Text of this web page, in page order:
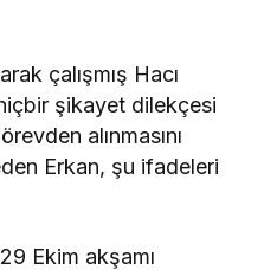
çalışmış Hacı
hiçbir şikayet dilekçesi
alınmasını
Erkan, şu ifadeleri
Ekim akşamı